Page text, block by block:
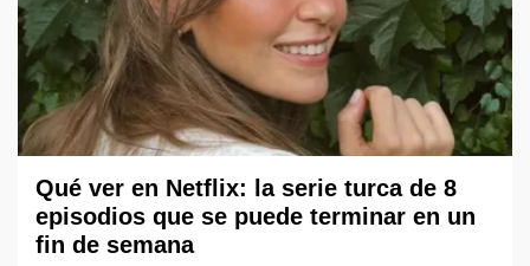
Qué ver en Netflix: la serie turca de 8
episodios que se puede terminar en un
fin de semana